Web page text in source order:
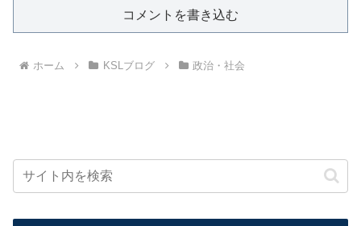
コメントを書き込む
ホーム KSLブログ 政治・社会